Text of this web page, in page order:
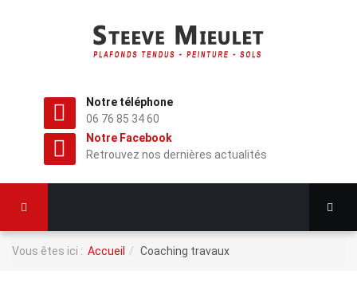
Notre téléphone
06 76 85 34 60
Notre Facebook
Retrouvez nos dernières actualités
Vous êtes ici : Accueil Coaching travaux